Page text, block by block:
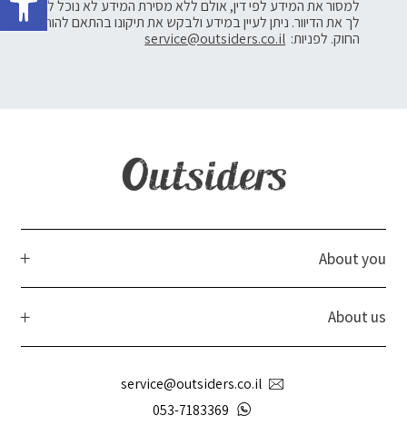
למסור את המידע לפי דין, אולם ללא מסירת המידע לא נוכל לשלוח
לך את הדיוור. ניתן לעיין במידע ולבקש את תיקונו בהתאם להוראות
החוק. לפניות: service@outsiders.co.il
About you
About us
service@outsiders.co.il
053-7183369